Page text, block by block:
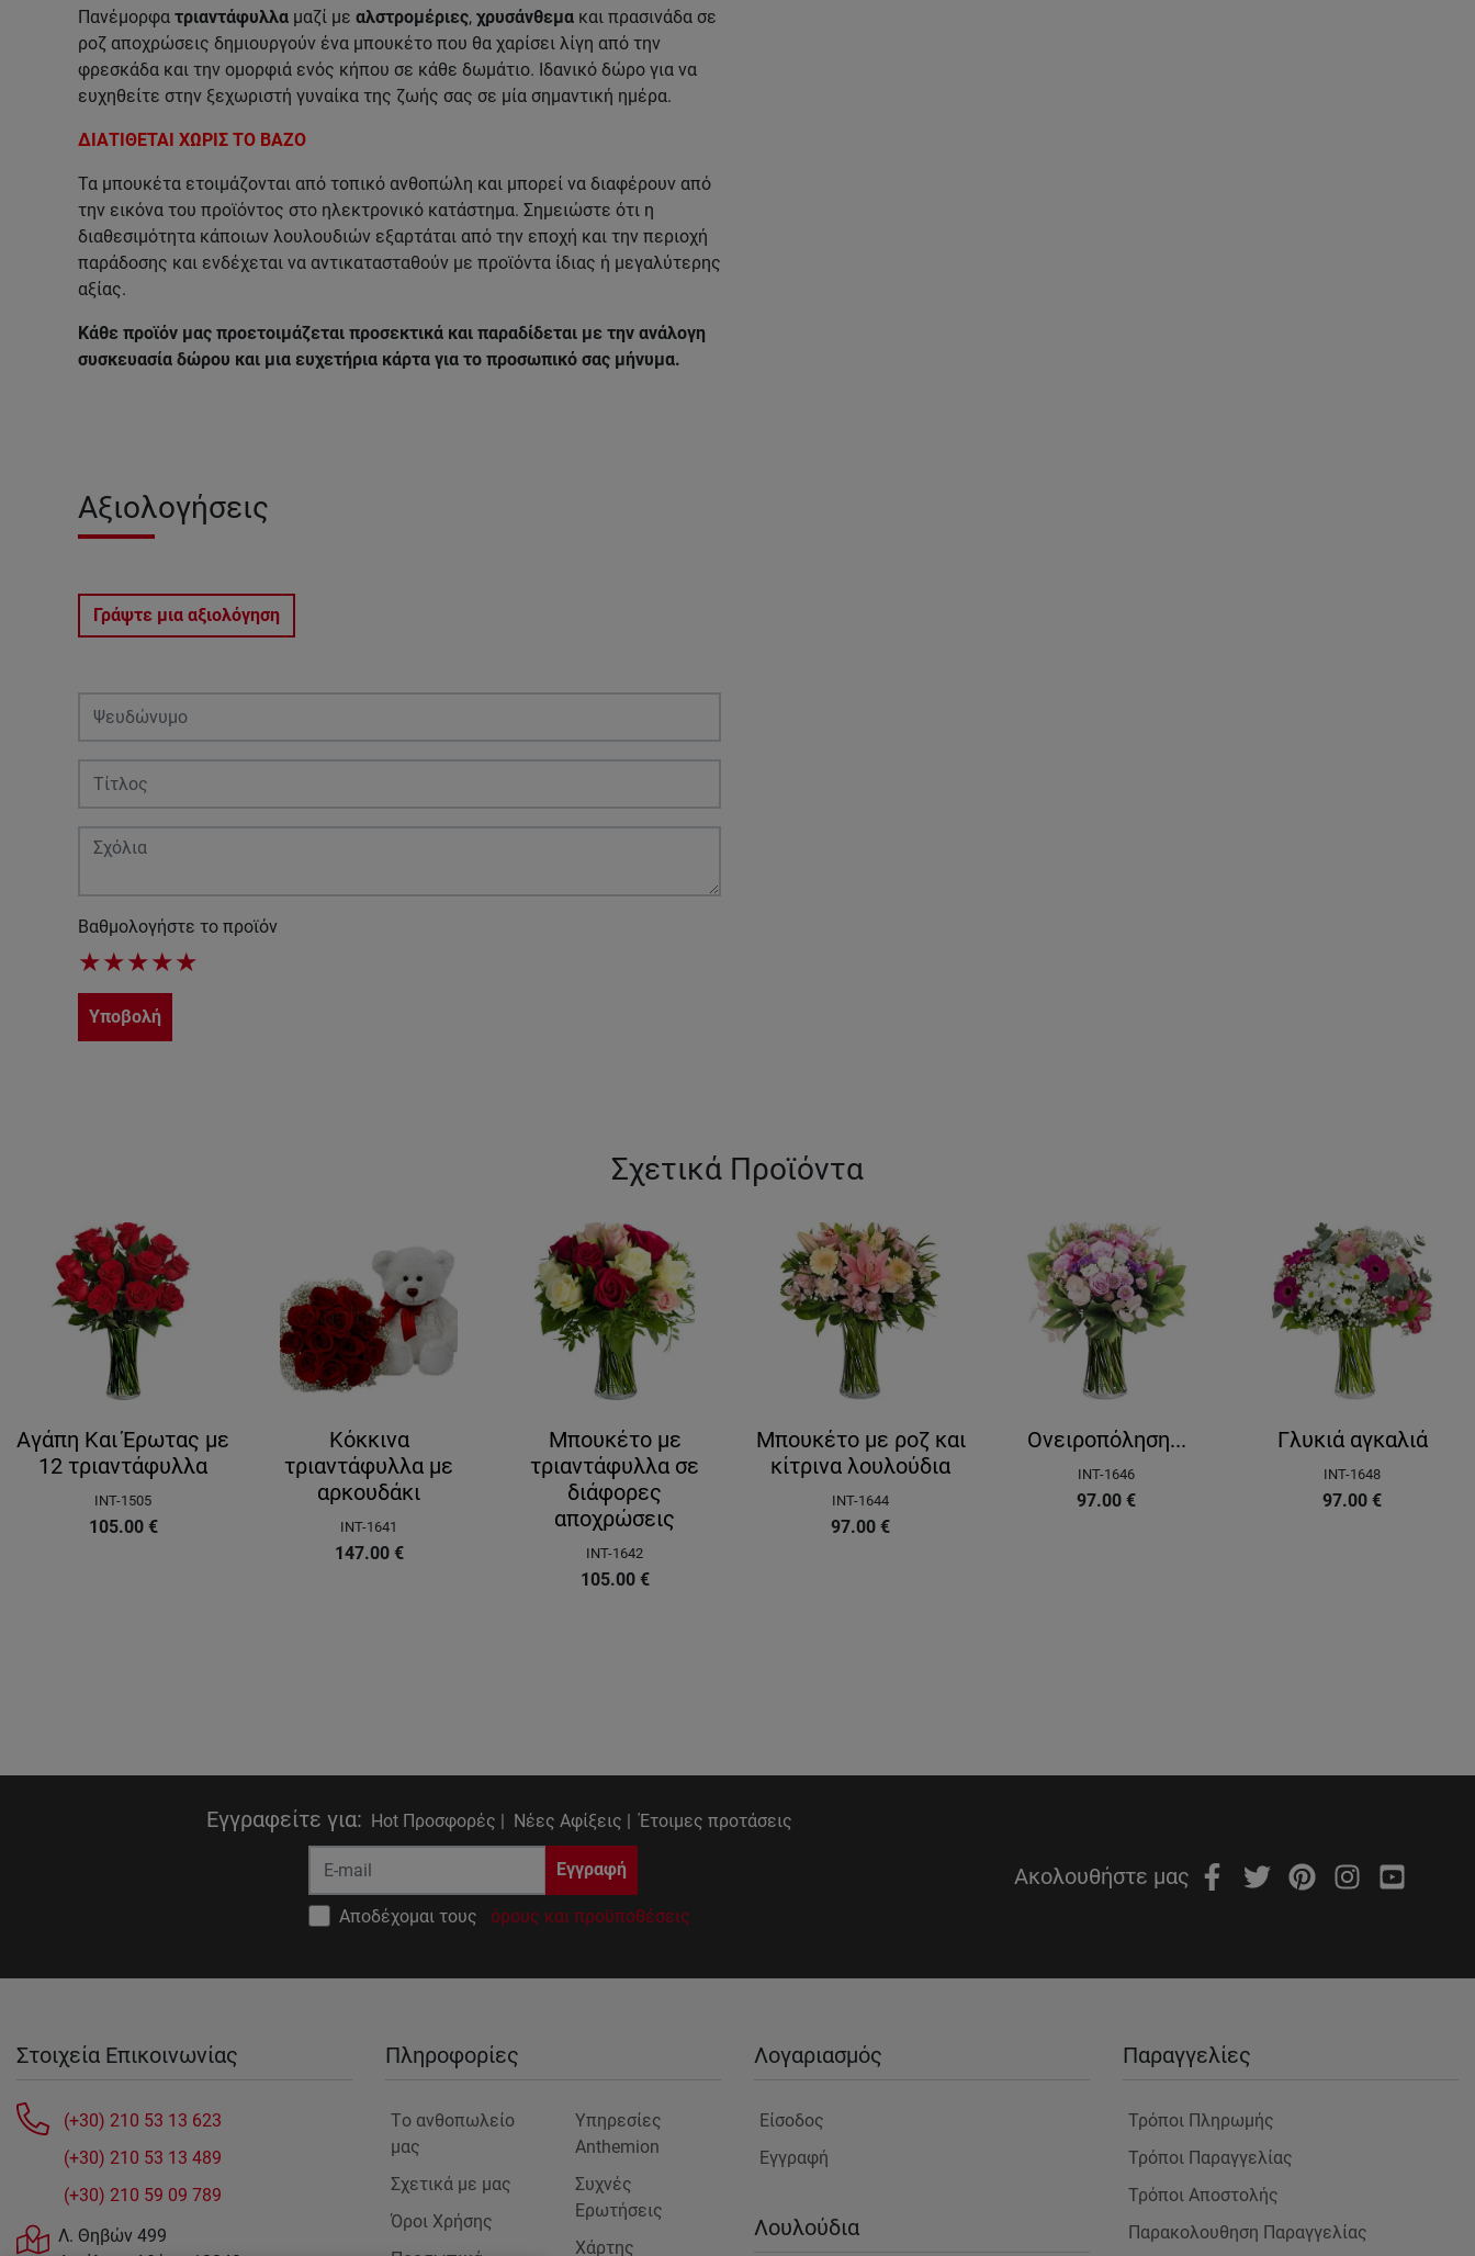
Πανέμορφα τριαντάφυλλα μαζί με αλστρομέριες, χρυσάνθεμα και πρασινάδα σε
ροζ αποχρώσεις δημιουργούν ένα μπουκέτο που θα χαρίσει λίγη από την
φρεσκάδα και την ομορφιά ενός κήπου σε κάθε δωμάτιο. Ιδανικό δώρο για να
ευχηθείτε στην ξεχωριστή γυναίκα της ζωής σας σε μία σημαντική ημέρα.
ΔΙΑΤΙΘΕΤΑΙ ΧΩΡΙΣ ΤΟ ΒΑΖΟ
Τα μπουκέτα ετοιμάζονται από τοπικό ανθοπώλη και μπορεί να διαφέρουν από
την εικόνα του προϊόντος στο ηλεκτρονικό κατάστημα. Σημειώστε ότι η
διαθεσιμότητα κάποιων λουλουδιών εξαρτάται από την εποχή και την περιοχή
παράδοσης και ενδέχεται να αντικατασταθούν με προϊόντα ίδιας ή μεγαλύτερης
αξίας.
Κάθε προϊόν μας προετοιμάζεται προσεκτικά και παραδίδεται με την ανάλογη
συσκευασία δώρου και μια ευχετήρια κάρτα για το προσωπικό σας μήνυμα.
Αξιολογήσεις
Γράψτε μια αξιολόγηση
Βαθμολογήστε το προϊόν
★★★★★
Υποβολή
Σχετικά Προϊόντα
Αγάπη Και Έρωτας με
12 τριαντάφυλλα
INT-1505
105.00 €
Κόκκινα
τριαντάφυλλα με
αρκουδάκι
INT-1641
147.00 €
Μπουκέτο με
τριαντάφυλλα σε
διάφορες
αποχρώσεις
INT-1642
105.00 €
Μπουκέτο με ροζ και
κίτρινα λουλούδια
INT-1644
97.00 €
Ονειροπόληση...
INT-1646
97.00 €
Γλυκιά αγκαλιά
INT-1648
97.00 €
Εγγραφείτε για: Hot Προσφορές | Νέες Αφίξεις | Έτοιμες προτάσεις
Εγγραφή
Αποδέχομαι τους όρους και προϋποθέσεις
Ακολουθήστε μας
Στοιχεία Επικοινωνίας
(+30) 210 53 13 623
(+30) 210 53 13 489
(+30) 210 59 09 789
Λ. Θηβών 499
Πληροφορίες
Tο ανθοπωλείο
μας
Σχετικά με μας
Όροι Χρήσης
Υπηρεσίες
Anthemion
Συχνές
Ερωτήσεις
Χάρτης
Λογαριασμός
Είσοδος
Εγγραφή
Λουλούδια
Παραγγελίες
Τρόποι Πληρωμής
Τρόποι Παραγγελίας
Τρόποι Αποστολής
Παρακολουθηση Παραγγελίας